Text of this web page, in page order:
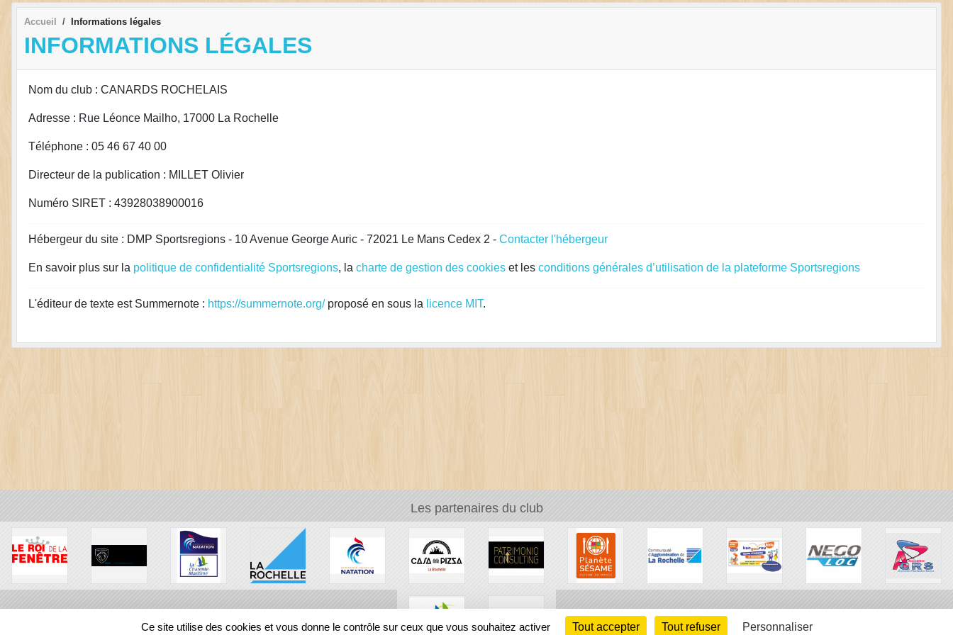
Accueil Informations légales
INFORMATIONS LÉGALES
Nom du club : CANARDS ROCHELAIS
Adresse : Rue Léonce Mailho, 17000 La Rochelle
Téléphone : 05 46 67 40 00
Directeur de la publication : MILLET Olivier
Numéro SIRET : 43928038900016
Hébergeur du site : DMP Sportsregions - 10 Avenue George Auric - 72021 Le Mans Cedex 2 - Contacter l'hébergeur
En savoir plus sur la politique de confidentialité Sportsregions, la charte de gestion des cookies et les conditions générales d’utilisation de la plateforme Sportsregions
L'éditeur de texte est Summernote : https://summernote.org/proposé en sous la licence MIT.
Les partenaires du club
Ce site utilise des cookies et vous donne le contrôle sur ceux que vous souhaitez activer Tout accepter Tout refuser Personnaliser